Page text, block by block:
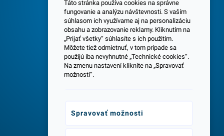
Centrála a predajňa v Senci
Táto stránka používa cookies na správne
fungovanie a analýzu návštevnosti. S vaším
súhlasom ich využívame aj na personalizáciu
obsahu a zobrazovanie reklamy. Kliknutím na
„Prijať všetky“ súhlasíte s ich použitím.
Môžete tiež odmietnuť, v tom prípade sa
použijú iba nevyhnutné „Technické cookies“.
Na zmenu nastavení kliknite na „Spravovať
možnosti“.
Spravovať možnosti